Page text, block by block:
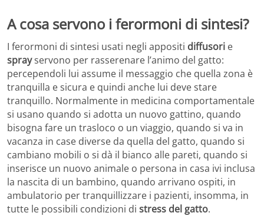
A cosa servono i ferormoni di sintesi?
I ferormoni di sintesi usati negli appositi diffusori e
sprayservono per rasserenare l’animo del gatto:
percependoli lui assume il messaggio che quella zona è
tranquilla e sicura e quindi anche lui deve stare
tranquillo. Normalmente in medicina comportamentale
si usano quando si adotta un nuovo gattino, quando
bisogna fare un trasloco o un viaggio, quando si va in
vacanza in case diverse da quella del gatto, quando si
cambiano mobili o si dà il bianco alle pareti, quando si
inserisce un nuovo animale o persona in casa ivi inclusa
la nascita di un bambino, quando arrivano ospiti, in
ambulatorio per tranquillizzare i pazienti, insomma, in
tutte le possibili condizioni di stress del gatto.